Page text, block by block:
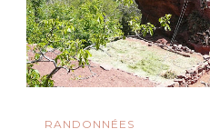
RANDONNÉES